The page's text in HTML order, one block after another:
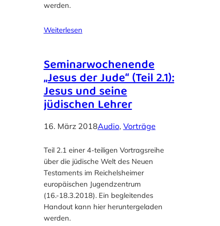
werden.
Weiterlesen
Seminarwochenende
„Jesus der Jude“ (Teil 2.1):
Jesus und seine
jüdischen Lehrer
16. März 2018Audio, Vorträge
Teil 2.1 einer 4-teiligen Vortragsreihe
über die jüdische Welt des Neuen
Testaments im Reichelsheimer
europäischen Jugendzentrum
(16.-18.3.2018). Ein begleitendes
Handout kann hier heruntergeladen
werden.